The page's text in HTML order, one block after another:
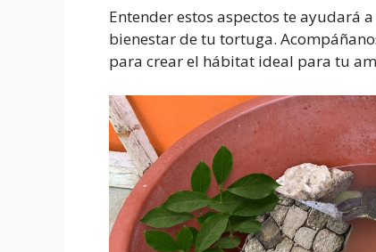
Entender estos aspectos te ayudará
bienestar de tu tortuga.
para crear el hábitat ideal para tu